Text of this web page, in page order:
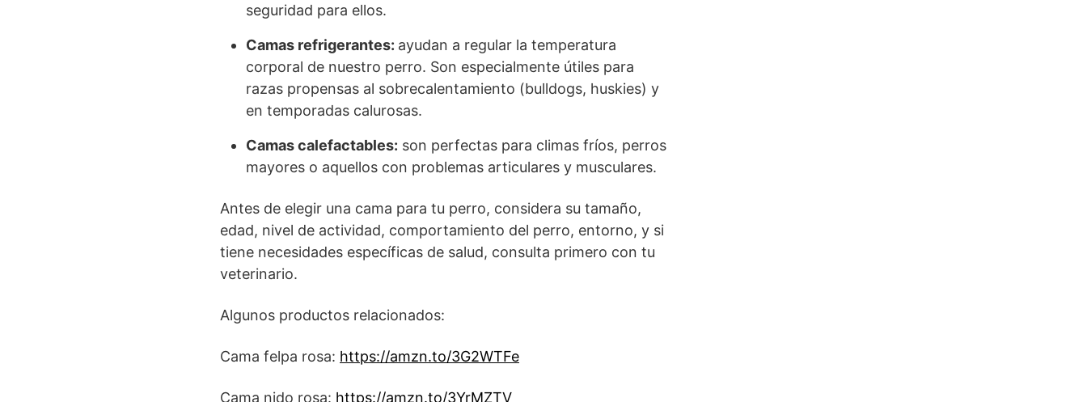
seguridad para ellos.
Camas refrigerantes: ayudan a regular la temperatura
corporal de nuestro perro. Son especialmente útiles para
razas propensas al sobrecalentamiento (bulldogs, huskies) y
en temporadas calurosas.
Camas calefactables: son perfectas para climas fríos, perros
mayores o aquellos con problemas articulares y musculares.
Antes de elegir una cama para tu perro, considera su tamaño,
edad, nivel de actividad, comportamiento del perro, entorno, y si
tiene necesidades específicas de salud, consulta primero con tu
veterinario.
Algunos productos relacionados:
Cama felpa rosa: https://amzn.to/3G2WTFe
Cama nido rosa: https://amzn.to/3YrMZTV